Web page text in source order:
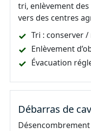
tri, enlèvement
vers des centres
Tri : conserver
Enlèvement
Évacuation
Débarras de